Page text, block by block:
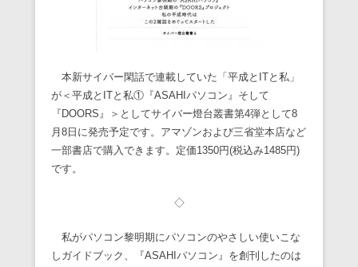
本新サイバー閑話で連載していた「平成とITと私」
が＜平成とITと私①『ASAHIパソコン』そして
『DOORS』＞としてサイバー燈台叢書第4弾として8
月8日に発売予定です。アマゾンおよび三省堂本店など
一部書店で購入できます。定価1350円(税込み1485円)
です。
◇
私がパソコン黎明期にパソコンのやさしい使いこな
しガイドブック、『ASAHIパソコン』を創刊したのは